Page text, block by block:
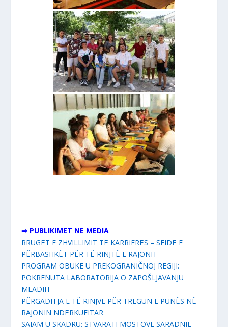
⇒ PUBLIKIMET NE MEDIA
RRUGËT E ZHVILLIMIT TË KARRIERËS – SFIDË E
PËRBASHKËT PËR TË RINJTË E RAJONIT
PROGRAM OBUKE U PREKOGRANIČNOJ REGIJI:
POKRENUTA LABORATORIJA O ZAPOŠLJAVANJU
MLADIH
PËRGADITJA E TË RINJVE PËR TREGUN E PUNËS NË
RAJONIN NDËRKUFITAR
SAJAM U SKADRU: STVARATI MOSTOVE SARADNJE